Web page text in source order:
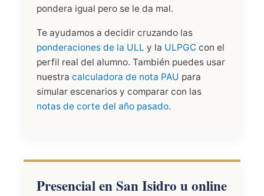
pondera igual pero se le da mal.
Te ayudamos a decidir cruzando las
ponderaciones de la ULL y la ULPGC con el
perfil real del alumno. También puedes usar
nuestra calculadora de nota PAU para
simular escenarios y comparar con las
notas de corte del año pasado.
Presencial en San Isidro u online